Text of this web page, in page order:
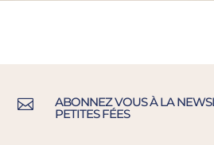
 ABONNEZ VOUS À LA
PETITES FÉES